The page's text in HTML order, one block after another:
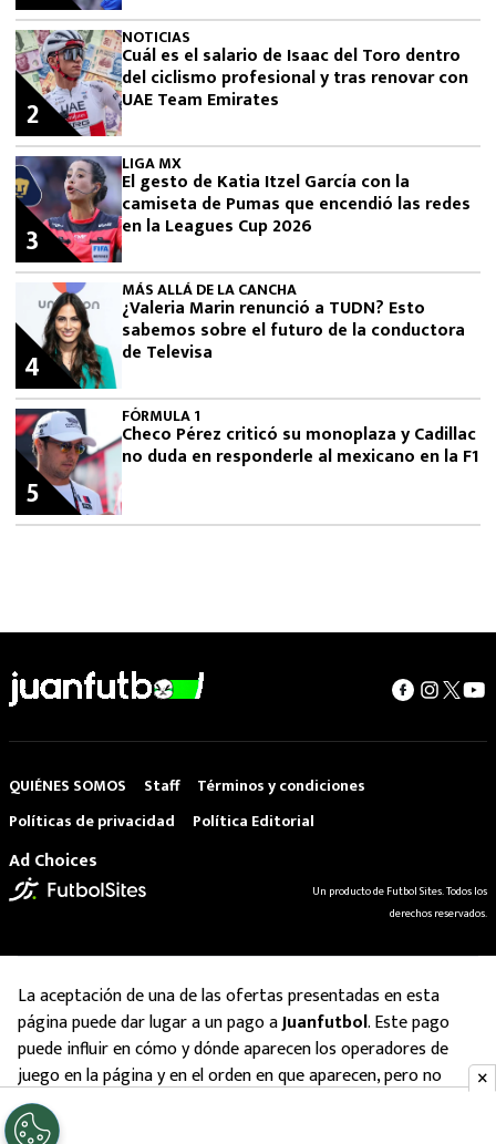
NOTICIAS
Cuál es el salario de Isaac del Toro dentro
del ciclismo profesional y tras renovar con
UAE Team Emirates
2
LIGA MX
El gesto de Katia Itzel García con la
camiseta de Pumas que encendió las redes
en la Leagues Cup 2026
3
MÁS ALLÁ DE LA CANCHA
¿Valeria Marin renunció a TUDN? Esto
sabemos sobre el futuro de la conductora
de Televisa
4
FÓRMULA 1
Checo Pérez criticó su monoplaza y Cadillac
no duda en responderle al mexicano en la F1
5
QUIÉNES SOMOS Staff
Términos y condiciones
Políticas de privacidad
Política Editorial
Ad Choices
Un producto de Futbol Sites. Todos los
derechos reservados.
La aceptación de una de las ofertas presentadas en esta
página puede dar lugar a un pago aJuanfutbol. Este pago
puede influir en cómo y dónde aparecen los operadores de
juego en la página y en el orden en que aparecen, pero no
influye en nuestras evaluaciones.